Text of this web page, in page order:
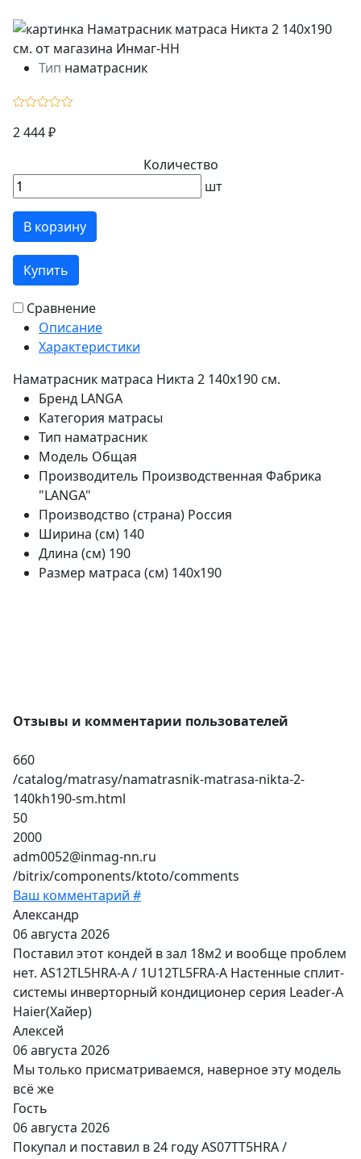
Тип наматрасник
2 444 ₽
Количество
шт
В корзину
Купить
Сравнение
Описание
Характеристики
Наматрасник матраса Никта 2 140х190 см.
Бренд LANGA
Категория матрасы
Тип наматрасник
Модель Общая
Производитель Производственная Фабрика
"LANGA"
Производство (страна) Россия
Ширина (см) 140
Длина (см) 190
Размер матраса (см) 140х190
Отзывы и комментарии пользователей
660
/catalog/matrasy/namatrasnik-matrasa-nikta-2-
140kh190-sm.html
50
2000
adm0052@inmag-nn.ru
/bitrix/components/ktoto/comments
Ваш комментарий #
Александр
06 августа 2026
Поставил этот кондей в зал 18м2 и вообще проблем
нет. AS12TL5HRA-A / 1U12TL5FRA-A Настенные сплит-
системы инверторный кондиционер серия Leader-A
Haier(Хайер)
Алексей
06 августа 2026
Мы только присматриваемся, наверное эту модель
всё же
Гость
06 августа 2026
Покупал и поставил в 24 году AS07TT5HRA /